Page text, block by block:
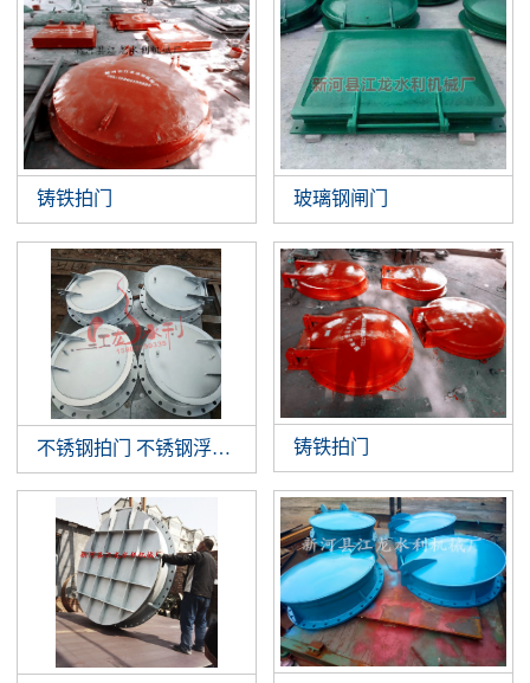
铸铁拍门 玻璃钢闸门
不锈钢拍门 不锈钢浮箱拍门 钢制拍门厂家批发
铸铁拍门